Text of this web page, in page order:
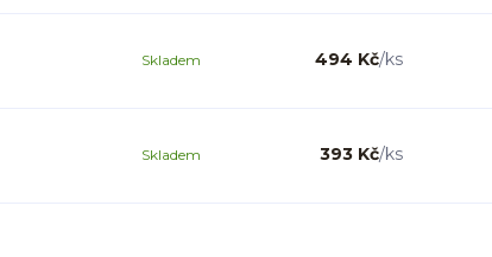
494 Kč/ks
Skladem
393 Kč/ks
Skladem